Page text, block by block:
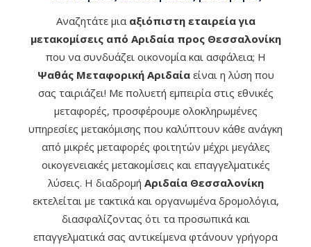
Αναζητάτε μια αξιόπιστη εταιρεία για
μετακομίσεις από Αριδαία προς Θεσσαλονίκη
που να συνδυάζει οικονομία και ασφάλεια; Η
Ψαθάς Μεταφορική Αριδαίαείναι η λύση που
σας ταιριάζει! Με πολυετή εμπειρία στις εθνικές
μεταφορές, προσφέρουμε ολοκληρωμένες
υπηρεσίες μετακόμισης που καλύπτουν κάθε ανάγκη
από μικρές μεταφορές φοιτητών μέχρι μεγάλες
οικογενειακές μετακομίσεις και επαγγελματικές
λύσεις. Η διαδρομή Αριδαία Θεσσαλονίκη
εκτελείται με τακτικά και οργανωμένα δρομολόγια,
διασφαλίζοντας ότι τα προσωπικά και
επαγγελματικά σας αντικείμενα φτάνουν γρήγορα